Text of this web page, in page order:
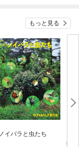
もっと見る
ノイバラと虫たち
鑑